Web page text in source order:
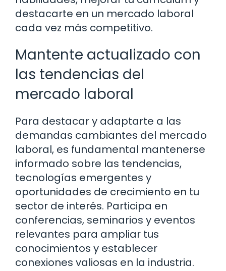
destacarte en un mercado laboral
cada vez más competitivo.
Mantente actualizado con
las tendencias del
mercado laboral
Para destacar y adaptarte a las
demandas cambiantes del mercado
laboral, es fundamental mantenerse
informado sobre las tendencias,
tecnologías emergentes y
oportunidades de crecimiento en tu
sector de interés. Participa en
conferencias, seminarios y eventos
relevantes para ampliar tus
conocimientos y establecer
conexiones valiosas en la industria.